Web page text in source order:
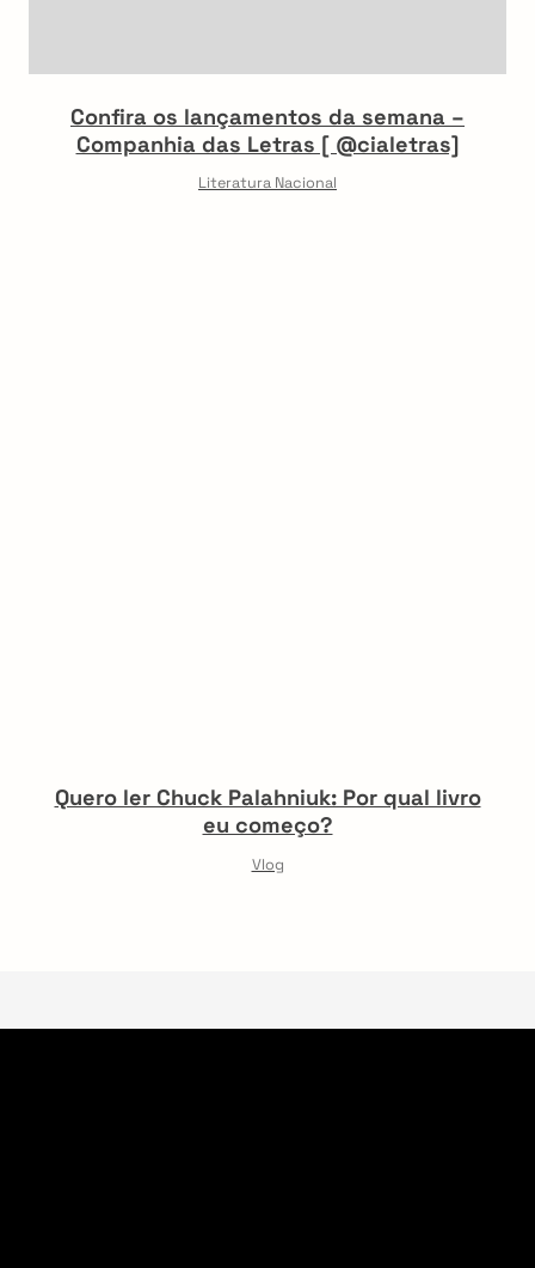
Confira os lançamentos da semana –
Companhia das Letras [ @cialetras]
Literatura Nacional
Quero ler Chuck Palahniuk: Por qual livro
eu começo?
Vlog